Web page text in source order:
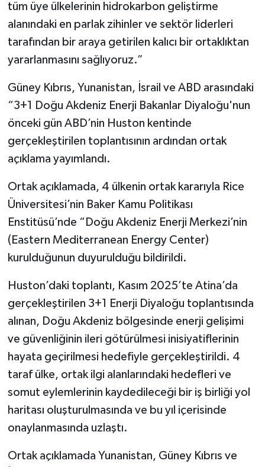
tüm üye ülkelerinin hidrokarbon geliştirme
alanındaki en parlak zihinler ve sektör liderleri
tarafından bir araya getirilen kalıcı bir ortaklıktan
yararlanmasını sağlıyoruz.”
Güney Kıbrıs, Yunanistan, İsrail ve ABD arasındaki
“3+1 Doğu Akdeniz Enerji Bakanlar Diyaloğu'nun
önceki gün ABD’nin Huston kentinde
gerçekleştirilen toplantısının ardından ortak
açıklama yayımlandı.
Ortak açıklamada, 4 ülkenin ortak kararıyla Rice
Üniversitesi’nin Baker Kamu Politikası
Enstitüsü’nde “Doğu Akdeniz Enerji Merkezi’nin
(Eastern Mediterranean Energy Center)
kurulduğunun duyurulduğu bildirildi.
Huston’daki toplantı, Kasım 2025’te Atina’da
gerçekleştirilen 3+1 Enerji Diyaloğu toplantısında
alınan, Doğu Akdeniz bölgesinde enerji gelişimi
ve güvenliğinin ileri götürülmesi inisiyatiflerinin
hayata geçirilmesi hedefiyle gerçekleştirildi. 4
taraf ülke, ortak ilgi alanlarındaki hedefleri ve
somut eylemlerinin kaydedileceği bir iş birliği yol
haritası oluşturulmasında ve bu yıl içerisinde
onaylanmasında uzlaştı.
Ortak açıklamada Yunanistan, Güney Kıbrıs ve